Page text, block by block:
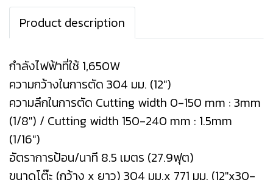
Product description
กำลังไฟฟ้าที่ใช้ 1,650W
ความกว้างในการตัด 304 มม. (12")
ความลึกในการตัด Cutting width 0-150 mm : 3mm
(1/8") / Cutting width 150-240 mm : 1.5mm
(1/16")
อัตราการป้อน/นาที 8.5 เมตร (27.9ฟุต)
ขนาดโต๊ะ (กว้าง x ยาว) 304 มม.x 771 มม. (12"x30-